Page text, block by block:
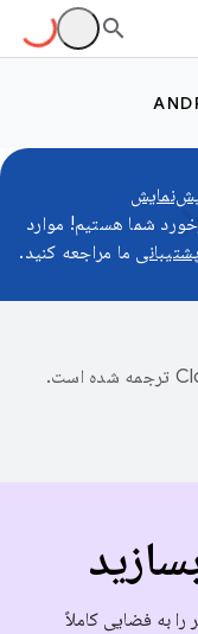
شما هستیم! موارد
ما مراجعه کنید.
ترجمه شده است.
را به فضایی کاملاً